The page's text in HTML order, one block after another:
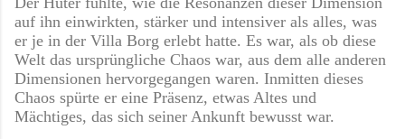
auf ihn einwirkten, stärker und intensiver als alles, was
er je in der Villa Borg erlebt hatte. Es war, als ob diese
Welt das ursprüngliche Chaos war, aus dem alle anderen
Dimensionen hervorgegangen waren. Inmitten dieses
Chaos spürte er eine Präsenz, etwas Altes und
Mächtiges, das sich seiner Ankunft bewusst war.